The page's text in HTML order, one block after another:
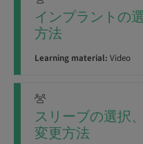
インプラントの
方法
Learning material: Video
スリーブの選択
変更方法